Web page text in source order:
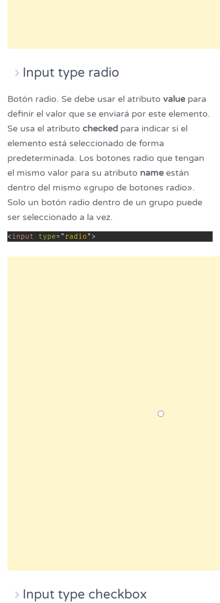
Input type radio
Botón radio. Se debe usar el atributo value para
definir el valor que se enviará por este elemento.
Se usa el atributo checked para indicar si el
elemento está seleccionado de forma
predeterminada. Los botones radio que tengan
el mismo valor para su atributo name están
dentro del mismo «grupo de botones radio».
Solo un botón radio dentro de un grupo puede
ser seleccionado a la vez.
<input type= "radio">
Input type checkbox